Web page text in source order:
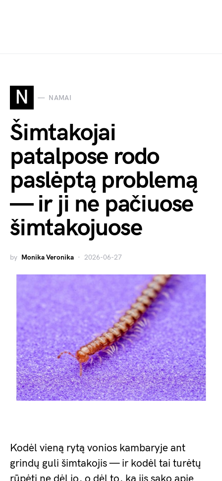
N NAMAI
Šimtakojai
patalpose rodo
paslėptą problemą
— ir ji ne pačiuose
šimtakojuose
by Monika Veronika 2026-06-27
Kodėl vieną rytą vonios kambaryje ant
grindų guli šimtakojis — ir kodėl tai turėtų